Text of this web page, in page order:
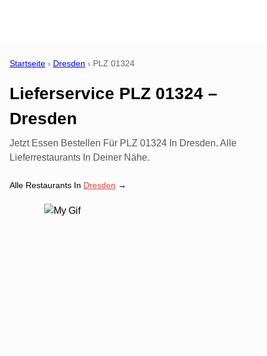
Startseite › Dresden › PLZ 01324
Lieferservice PLZ 01324 –
Dresden
Jetzt Essen Bestellen Für PLZ 01324 In Dresden. Alle
Lieferrestaurants In Deiner Nähe.
Alle Restaurants In Dresden →